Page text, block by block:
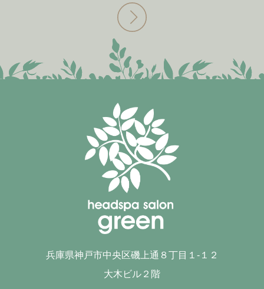
兵庫県神戸市中央区磯上通８丁目１-１２
大木ビル２階